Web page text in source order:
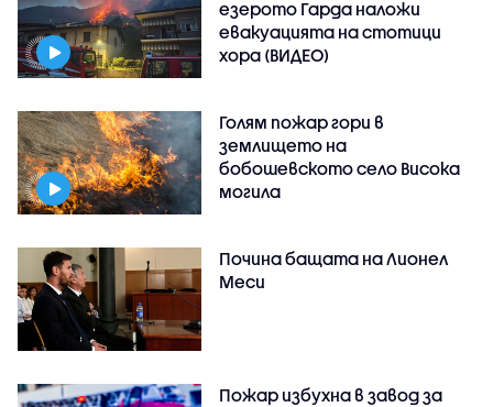
езерото Гарда наложи
евакуацията на стотици
хора (ВИДЕО)
Голям пожар гори в
землището на
бобошевското село Висока
могила
Почина бащата на Лионел
Меси
Пожар избухна в завод за